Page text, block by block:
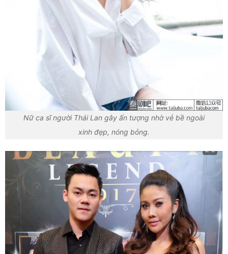
Nữ ca sĩ người Thái Lan gây ấn tượng nhờ vẻ bề ngoài
xinh đẹp, nóng bỏng.